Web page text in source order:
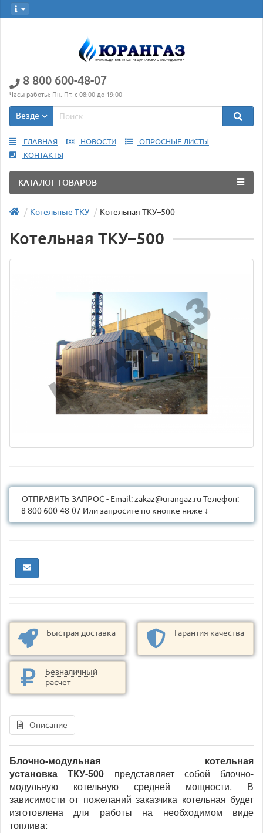
8 800 600-48-07
Часы работы: Пн.-Пт. с 08:00 до 19:00
Везде
ГЛАВНАЯ НОВОСТИ
ОПРОСНЫЕ ЛИСТЫ
КОНТАКТЫ
КАТАЛОГ ТОВАРОВ
Котельные ТКУ Котельная ТКУ–500
Котельная ТКУ–500
ОТПРАВИТЬ ЗАПРОС - Email: zakaz@urangaz.ru Телефон:
8 800 600-48-07 Или запросите по кнопке ниже ↓
Быстрая доставка Гарантия качества
Безналичный
расчет
Описание
Блочно-модульная котельная
установка ТКУ-500 представляет собой блочно-
модульную котельную средней мощности. В
зависимости от пожеланий заказчика котельная будет
изготовлена для работы на необходимом виде
топлива: